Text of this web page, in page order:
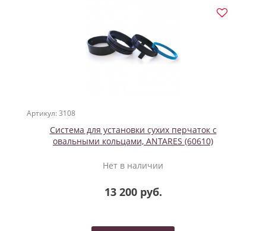
Артикул: 3108
Система для установки сухих перчаток с
овальными кольцами, ANTARES (60610)
Нет в наличии
13 200 руб.